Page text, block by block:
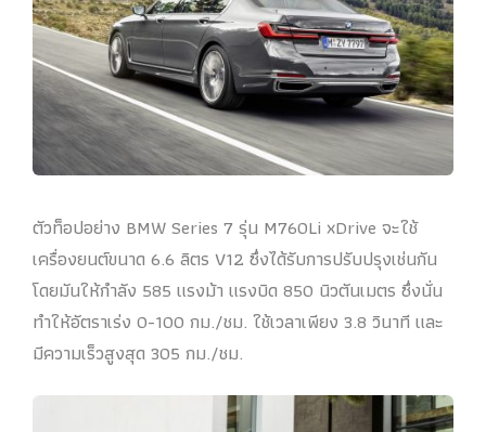
ตัวท็อปอย่าง BMW Series 7 รุ่น M760Li xDrive จะใช้
เครื่องยนต์ขนาด 6.6 ลิตร V12 ซึ่งได้รับการปรับปรุงเช่นกัน
โดยมันให้กำลัง 585 แรงม้า แรงบิด 850 นิวตันเมตร ซึ่งนั่น
ทำให้อัตราเร่ง 0-100 กม./ชม. ใช้เวลาเพียง 3.8 วินาที และ
มีความเร็วสูงสุด 305 กม./ชม.